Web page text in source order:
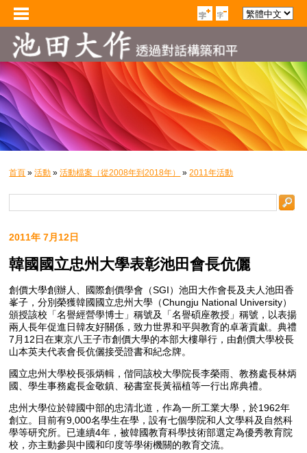
首頁 »活動 »活動檔案（從2008年到2018年） »2011年活動
2011年 7月12日
韓國國立忠州大學表彰池田會長伉儷
創價大學創辦人、國際創價學會（SGI）池田大作會長及夫人池田香
峯子，分別榮獲韓國國立忠州大學（Chungju National University）
頒授該校「名譽經營學博士」稱號及「名譽碩座教授」稱號，以表揚
兩人長年促進日韓友好關係，致力世界和平與教育的卓著貢獻。典禮
7月12日在東京八王子市創價大學的本部大樓舉行，由創價大學校長
山本英夫代表會長伉儷接受證書和紀念牌。
國立忠州大學校長張炳輯，偕同該校大學院長李榮雨、教務處長林炳
國、學生事務處長金敬鎮、秘書室長黃福植等一行出席典禮。
忠州大學位於韓國中部的忠清北道，作為一所工業大學，於1962年
創立。目前有9,000名學生在學，設有七個學院和人文學科及自然科
學等研究所。已連續4年，被韓國教育科學技術部選定為優秀教育院
校，亦主動參與中國和印度等學術機關的教育交流。